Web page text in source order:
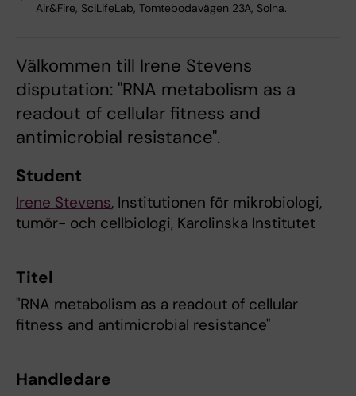
Air&Fire, SciLifeLab, Tomtebodavägen 23A, Solna.
Välkommen till Irene Stevens
disputation: "RNA metabolism as a
readout of cellular fitness and
antimicrobial resistance".
Student
Irene Stevens, Institutionen för mikrobiologi,
tumör- och cellbiologi, Karolinska Institutet
Titel
"RNA metabolism as a readout of cellular
fitness and antimicrobial resistance"
Handledare